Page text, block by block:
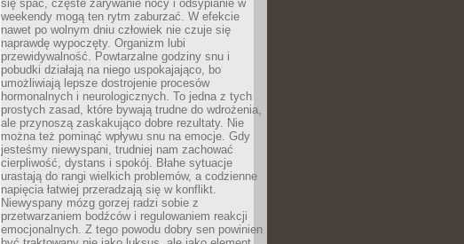
się spać, częste zarywanie nocy i odsypianie w
weekendy mogą ten rytm zaburzać. W efekcie
nawet po wolnym dniu człowiek nie czuje się
naprawdę wypoczęty. Organizm lubi
przewidywalność. Powtarzalne godziny snu i
pobudki działają na niego uspokajająco, bo
umożliwiają lepsze dostrojenie procesów
hormonalnych i neurologicznych. To jedna z tych
prostych zasad, które bywają trudne do wdrożenia,
ale przynoszą zaskakująco dobre rezultaty. Nie
można też pominąć wpływu snu na emocje. Gdy
jesteśmy niewyspani, trudniej nam zachować
cierpliwość, dystans i spokój. Błahe sytuacje
urastają do rangi wielkich problemów, a codzienne
napięcia łatwiej przeradzają się w konflikt.
Niewyspany mózg gorzej radzi sobie z
przetwarzaniem bodźców i regulowaniem reakcji
emocjonalnych. Z tego powodu dobry sen powinien